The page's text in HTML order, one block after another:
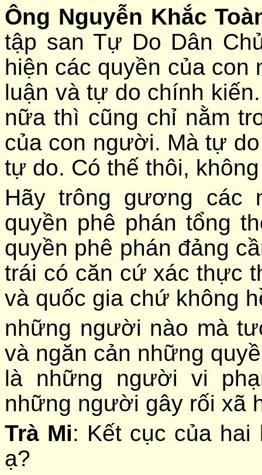
Ông Nguyễn Khắc
tập san Tự Do Dân
hiện các quyền của
luận và tự do chính
nữa thì cũng chỉ nằm
của con người. Mà tự
tự do. Có thế thôi,
Hãy trông gương
quyền phê phán tổng
quyền phê phán đảng
trái có căn cứ xác thực
và quốc gia chứ không
những người nào mà
và ngăn cản những
là những người vi
những người gây rối xã
Trà Mi: Kết cục của hai
ạ?